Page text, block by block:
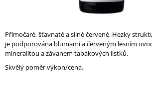
Přímočaré, šťavnaté a silné červené. Hezky
je podporována blumami a červeným lesním
mineralitou a závanem tabákových lístků.
Skvělý poměr výkon/cena.
HLEDAT
D
O
P
O